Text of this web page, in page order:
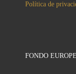
Política de
FONDO